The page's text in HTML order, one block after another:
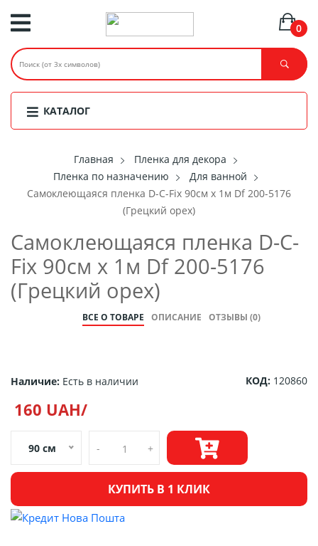
0
КАТАЛОГ
Главная
Пленка для декора
Пленка по назначению
Для ванной
Самоклеющаяся пленка D-C-Fix 90см х 1м Df 200-5176
(Грецкий орех)
Самоклеющаяся пленка D-C-
Fix 90см х 1м Df 200-5176
(Грецкий орех)
ВСЕ О ТОВАРЕ ОПИСАНИЕ ОТЗЫВЫ (0)
Наличие: Есть в наличии КОД: 120860
160 UAH/
90 см - +
КУПИТЬ В 1 КЛИК